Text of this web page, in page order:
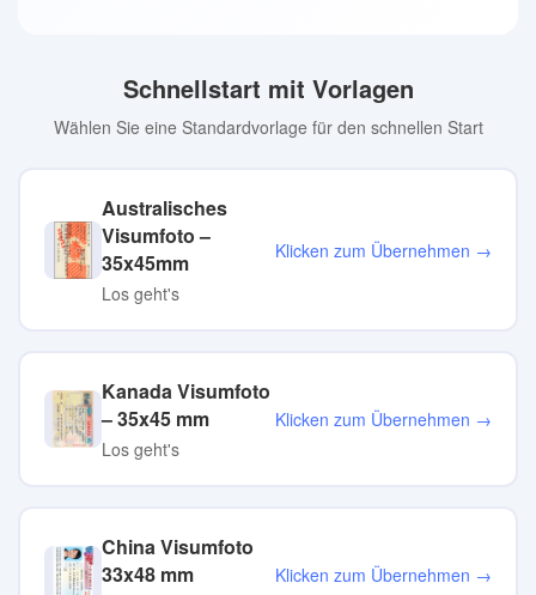
Schnellstart mit Vorlagen
Wählen Sie eine Standardvorlage für den schnellen Start
Australisches
Visumfoto –
35x45mm
Los geht's
Klicken zum Übernehmen →
Kanada Visumfoto
– 35x45 mm
Los geht's
Klicken zum Übernehmen →
China Visumfoto
33x48 mm
Klicken zum Übernehmen →